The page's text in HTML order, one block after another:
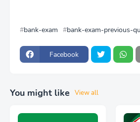
bank-exam bank-exam-previous-
Facebook
You might like View all